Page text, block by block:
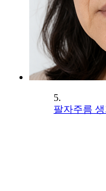
5.
팔자주름